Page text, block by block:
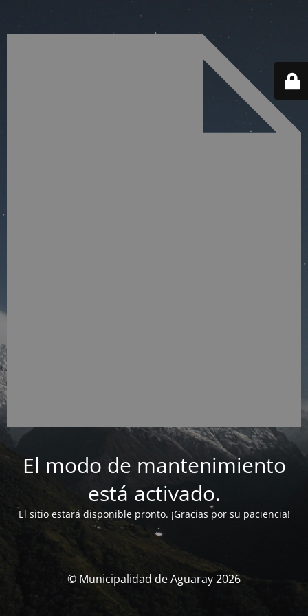
El modo de mantenimiento
está activado.
El sitio estará disponible pronto. ¡Gracias por su paciencia!
© Municipalidad de Aguaray 2026